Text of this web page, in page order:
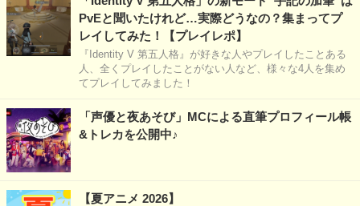
PvEと聞いたけれど…実際どうなの？集まってプ
レイしてみた！【プレイレポ】
『Identity V 第五人格』が好きな人やプレイしたことある
人、全くプレイしたことがない人など、様々な4人を集め
てプレイしてみました！
「声優と夜あそび」MCによる直筆プロフィール帳
&トレカを公開中♪
【夏アニメ 2026】